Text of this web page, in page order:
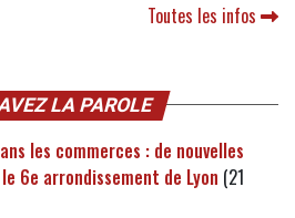
Toutes les infos
LA PAROLE
les commerces : de nouvelles
6e arrondissement de Lyon (21